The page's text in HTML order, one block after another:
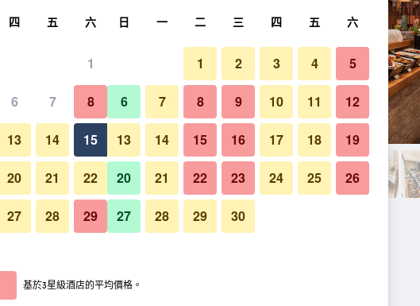
查看優惠
查看優惠
餐廳
倫敦西區皮卡迪利酒店 - 倫敦的照片
四 五 六
1
6 7 8
13 14 15
20 21 22
27 28 29
日 一 二 三 四 五 六
1 2 3 4 5
6 7 8 9 10 11 12
13 14 15 16 17 18 19
20 21 22 23 24 25 26
27 28 29 30
基於3星級酒店的平均價格。